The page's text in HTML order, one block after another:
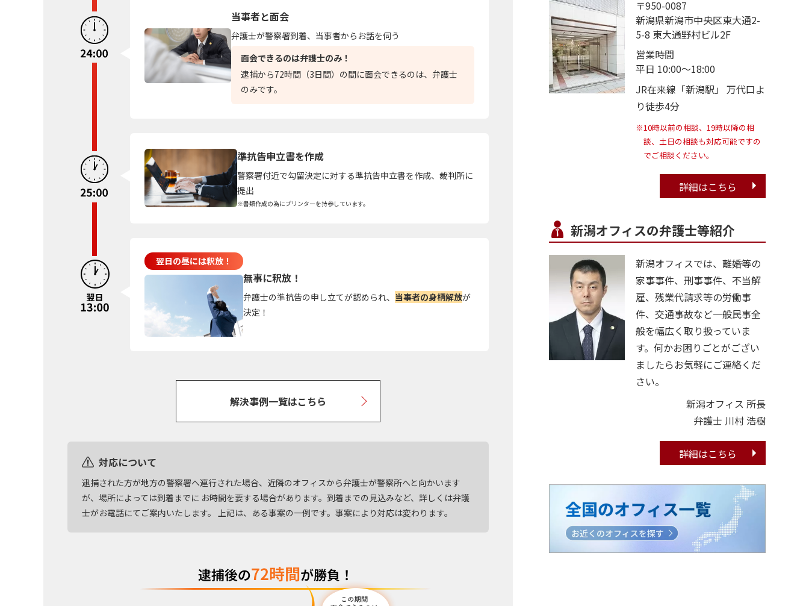
当事者と面会
弁護士が警察署到着、当事者からお話を伺う
面会できるのは弁護士のみ！
逮捕から72時間（3日間）の間に面会できるのは、弁護士
のみです。
準抗告申立書を作成
警察署付近で勾留決定に対する準抗告申立書を作成、裁判所に
提出
※書類作成の為にプリンターを持参しています。
翌日の昼には釈放！
無事に釈放！
弁護士の準抗告の申し立てが認められ、 当事者の身柄解放が
決定！
解決事例一覧はこちら
対応について
逮捕された方が地方の警察署へ連行された場合、近隣のオフィスから弁護士が警察所へと向かいます
が、場所によっては到着までに お時間を要する場合があります。到着までの見込みなど、詳しくは弁護
士がお電話にてご案内いたします。 上記は、ある事案の一例です。事案により対応は変わります。
〒950-0087
新潟県新潟市中央区東大通2-
5-8 東大通野村ビル2F
営業時間
平日 10:00～18:00
JR在来線「新潟駅」 万代口よ
り徒歩4分
※10時以前の相談、19時以降の相
談、土日の相談も対応可能ですの
でご相談ください。
詳細はこちら
新潟オフィスの弁護士等紹介
新潟オフィスでは、離婚等の
家事事件、刑事事件、不当解
雇、残業代請求等の労働事
件、交通事故など一般民事全
般を幅広く取り扱っていま
す。何かお困りごとがござい
ましたらお気軽にご連絡くだ
さい。
新潟オフィス 所長
弁護士 川村 浩樹
詳細はこちら